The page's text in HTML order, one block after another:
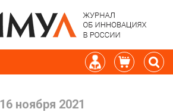
16 ноября 2021